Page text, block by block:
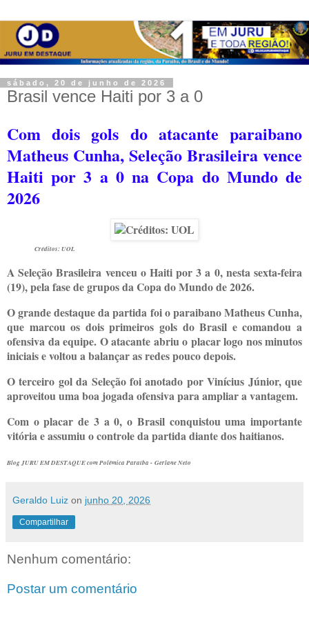
sábado, 20 de junho de 2026
Brasil vence Haiti por 3 a 0
Com dois gols do atacante paraibano
Matheus Cunha, Seleção Brasileira vence
Haiti por 3 a 0 na Copa do Mundo de
2026
Créditos: UOL
A Seleção Brasileira venceu o Haiti por 3 a 0, nesta sexta-feira
(19), pela fase de grupos da Copa do Mundo de 2026.
O grande destaque da partida foi o paraibano Matheus Cunha,
que marcou os dois primeiros gols do Brasil e comandou a
ofensiva da equipe. O atacante abriu o placar logo nos minutos
iniciais e voltou a balançar as redes pouco depois.
O terceiro gol da Seleção foi anotado por Vinícius Júnior, que
aproveitou uma boa jogada ofensiva para ampliar a vantagem.
Com o placar de 3 a 0, o Brasil conquistou uma importante
vitória e assumiu o controle da partida diante dos haitianos.
Blog JURU EM DESTAQUE com Polêmica Paraíba - Gerlane Neto
Geraldo Luiz on junho 20, 2026
Compartilhar
Nenhum comentário:
Postar um comentário